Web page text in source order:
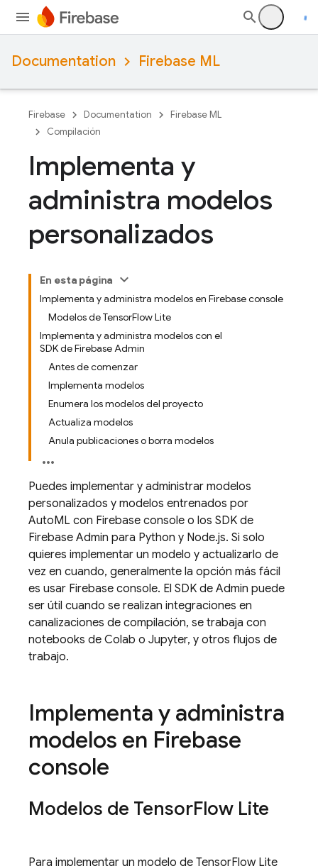
Documentation Firebase ML
Firebase Documentation
Firebase ML
Compilación
Implementa y
administra modelos
personalizados
En esta página
Implementa y administra modelos en Firebase console
Modelos de TensorFlow Lite
Implementa y administra modelos con el
SDK de Firebase Admin
Antes de comenzar
Implementa modelos
Enumera los modelos del proyecto
Actualiza modelos
Anula publicaciones o borra modelos
Puedes implementar y administrar modelos
personalizados y modelos entrenados por
AutoML con Firebase console o los SDK de
Firebase Admin para Python y Node.js. Si solo
quieres implementar un modelo y actualizarlo de
vez en cuando, generalmente la opción más fácil
es usar Firebase console. El SDK de Admin puede
ser útil cuando se realizan integraciones en
canalizaciones de compilación, se trabaja con
notebooks de Colab o Jupyter, y otros flujos de
trabajo.
Implementa y administra
modelos en Firebase
console
Modelos de TensorFlow Lite
Para implementar un modelo de TensorFlow Lite